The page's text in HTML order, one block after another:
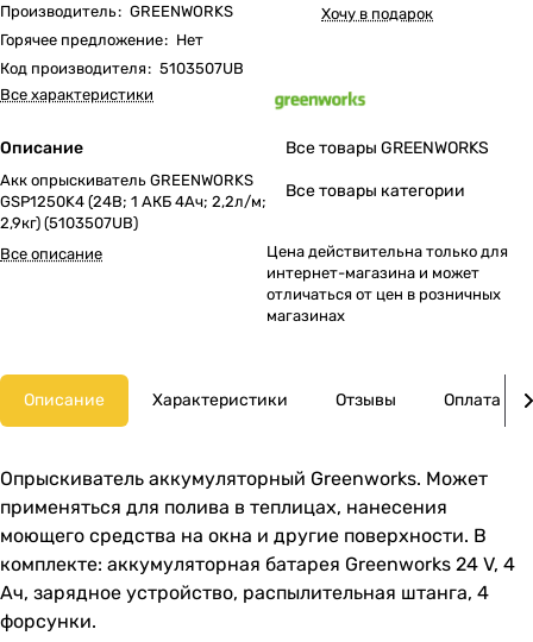
Производитель: GREENWORKS
Горячее предложение: Нет
Код производителя: 5103507UB
Все характеристики
Описание
Акк опрыскиватель GREENWORKS
GSP1250K4 (24В; 1 АКБ 4Ач; 2,2л/м;
2,9кг) (5103507UB)
Все описание
Хочу в подарок
Все товары GREENWORKS
Все товары категории
Цена действительна только для
интернет-магазина и может
отличаться от цен в розничных
магазинах
Описание Характеристики Отзывы Оплата
Опрыскиватель аккумуляторный Greenworks. Может
применяться для полива в теплицах, нанесения
моющего средства на окна и другие поверхности. В
комплекте: аккумуляторная батарея Greenworks 24 V, 4
Ач, зарядное устройство, распылительная штанга, 4
форсунки.